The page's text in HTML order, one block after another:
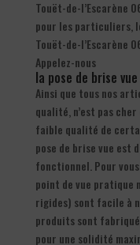
Touët-de-l’Escarène
pour les particuliers,
Touët-de-l’Escarène
Appelez-nous
la pose de brise
Ainsi que tous nos
qualité, n’est pas
faible qualité de
pose de brise vue est
fonctionnel. Pour
point de vue pratique
rigides) sont facile à
produits sont
pour une solidité